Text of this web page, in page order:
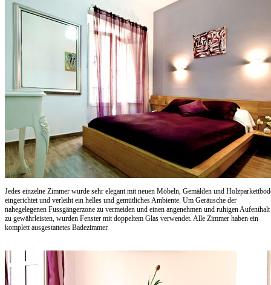
Jedes einzelne Zimmer wurde sehr elegant mit neuen Möbeln, Gemälden und
eingerichtet und verleiht ein helles und gemütliches Ambiente. Um Geräusche der
nahegelegenen Fussgängerzone zu vermeiden und einen angenehmen und ruhigen Aufenthalt
zu gewährleisten, wurden Fenster mit doppeltem Glas verwendet. Alle Zimmer haben ein
komplett ausgestattetes Badezimmer.